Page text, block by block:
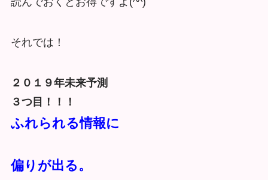
それでは！
２０１９年未来予測
３つ目！！！
ふれられる情報に
偏りが出る。